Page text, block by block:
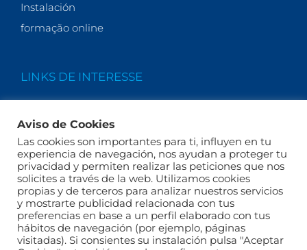
Instalación
formação online
LINKS DE INTERESSE
Actualidade
FAQs
Aviso de Cookies
Las cookies son importantes para ti, influyen en tu
experiencia de navegación, nos ayudan a proteger tu
privacidad y permiten realizar las peticiones que nos
solicites a través de la web. Utilizamos cookies
propias y de terceros para analizar nuestros servicios
y mostrarte publicidad relacionada con tus
preferencias en base a un perfil elaborado con tus
hábitos de navegación (por ejemplo, páginas
visitadas). Si consientes su instalación pulsa "Aceptar